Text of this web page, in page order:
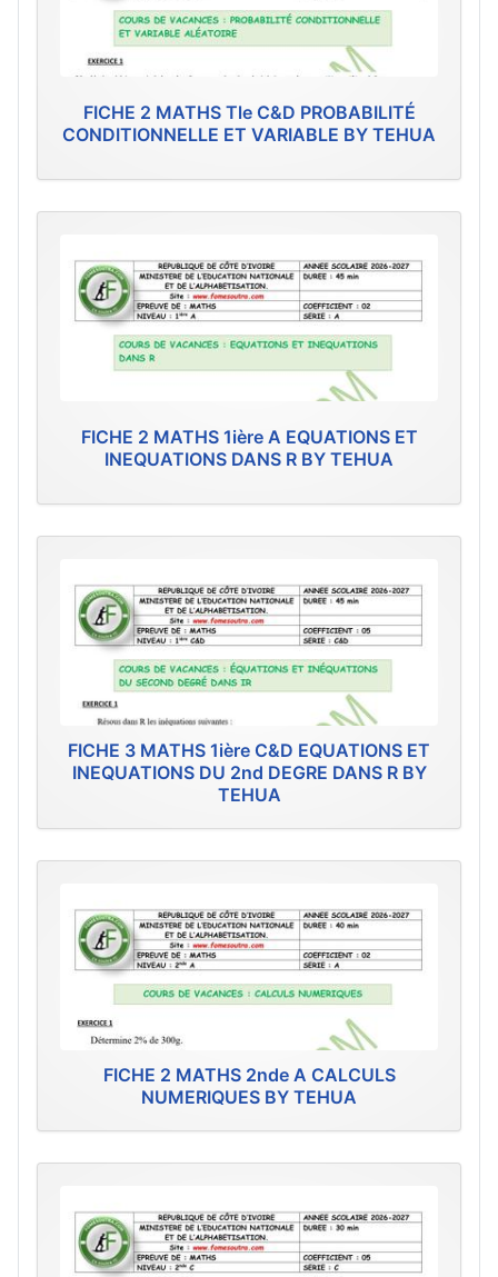
FICHE 2 MATHS Tle C&D PROBABILITÉ
CONDITIONNELLE ET VARIABLE BY TEHUA
FICHE 2 MATHS 1ière A EQUATIONS ET
INEQUATIONS DANS R BY TEHUA
FICHE 3 MATHS 1ière C&D EQUATIONS ET
INEQUATIONS DU 2nd DEGRE DANS R BY
TEHUA
FICHE 2 MATHS 2nde A CALCULS
NUMERIQUES BY TEHUA